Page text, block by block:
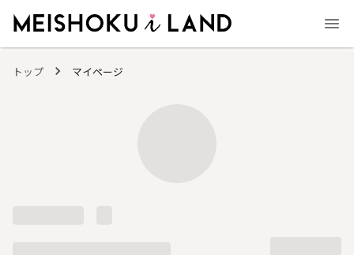
トップ マイページ